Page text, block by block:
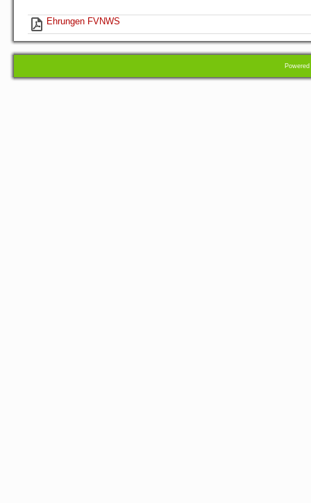
Ehrungen FVNWS